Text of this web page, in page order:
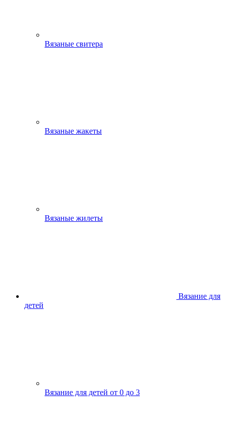
Вязаные свитера
Вязаные жакеты
Вязаные жилеты
Вязание для
детей
Вязание для детей от 0 до 3